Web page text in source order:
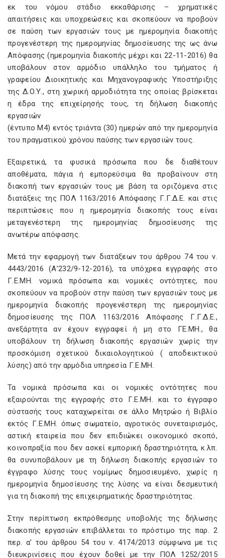
εκ του νόμου στάδιο εκκαθάρισης – χρηματικές
απαιτήσεις και υποχρεώσεις και σκοπεύουν να προβούν
σε παύση των εργασιών τους με ημερομηνία διακοπής
προγενέστερη της ημερομηνίας δημοσίευσης της ως άνω
Απόφασης (ημερομηνία διακοπής μέχρι και 22-11-2016) θα
υποβάλουν στον αρμόδιο υπάλληλο του τμήματος ή
γραφείου Διοικητικής και Μηχανογραφικής Υποστήριξης
της Δ.Ο.Υ., στη χωρική αρμοδιότητα της οποίας βρίσκεται
η έδρα της επιχείρησής τους, τη δήλωση διακοπής
εργασιών
(έντυπο Μ4) εντός τριάντα (30) ημερών από την ημερομηνία
του πραγματικού χρόνου παύσης των εργασιών τους.
Εξαιρετικά, τα φυσικά πρόσωπα που δε διαθέτουν
αποθέματα, πάγια ή εμπορεύσιμα θα προβαίνουν στη
διακοπή των εργασιών τους με βάση τα οριζόμενα στις
διατάξεις της ΠΟΛ 1163/2016 Απόφασης Γ.Γ.Δ.Ε. και στις
περιπτώσεις που η ημερομηνία διακοπής τους είναι
μεταγενέστερη της ημερομηνίας δημοσίευσης της
ανωτέρω απόφασης.
Μετά την εφαρμογή των διατάξεων του άρθρου 74 του ν.
4443/2016 (Α’232/9-12-2016), τα υπόχρεα εγγραφής στο
Γ.Ε.ΜΗ. νομικά πρόσωπα και νομικές οντότητες, που
σκοπεύουν να προβούν στην παύση των εργασιών τους με
ημερομηνία διακοπής προγενέστερη της ημερομηνίας
δημοσίευσης της ΠΟΛ 1163/2016 Απόφασης Γ.Γ.Δ.Ε.,
ανεξάρτητα αν έχουν εγγραφεί ή μη στο ΓΕ.ΜΗ., θα
υποβάλουν τη δήλωση διακοπής εργασιών χωρίς την
προσκόμιση σχετικού δικαιολογητικού ( αποδεικτικού
λύσης) από την αρμόδια υπηρεσία Γ.Ε.ΜΗ.
Τα νομικά πρόσωπα και οι νομικές οντότητες που
εξαιρούνται της εγγραφής στο Γ.Ε.ΜΗ. και το έγγραφο
σύστασής τους καταχωρείται σε άλλο Μητρώο ή Βιβλίο
εκτός Γ.Ε.ΜΗ. όπως σωματείο, αγροτικός συνεταιρισμός,
αστική εταιρεία που δεν επιδιώκει οικονομικό σκοπό,
κοινοπραξία που δεν ασκεί εμπορική δραστηριότητα, κ.λπ.
θα συνυποβάλουν με τη δήλωση διακοπής εργασιών το
έγγραφο λύσης τους νομίμως δημοσιευμένο, χωρίς η
ημερομηνία δημοσίευσης της λύσης να είναι δεσμευτική
για τη διακοπή της επιχειρηματικής δραστηριότητας.
Στην περίπτωση εκπρόθεσμης υποβολής της δήλωσης
διακοπής εργασιών επιβάλλεται το πρόστιμο της παρ. 2
περ. α’ του άρθρου 54 του ν. 4174/2013 σύμφωνα με τις
διευκρινίσεις που έχουν δοθεί με την ΠΟΛ 1252/2015